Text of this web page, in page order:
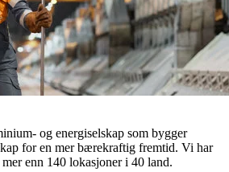
og energiselskap som bygger
for en mer bærekraftig fremtid. Vi har
enn 140 lokasjoner i 40 land.